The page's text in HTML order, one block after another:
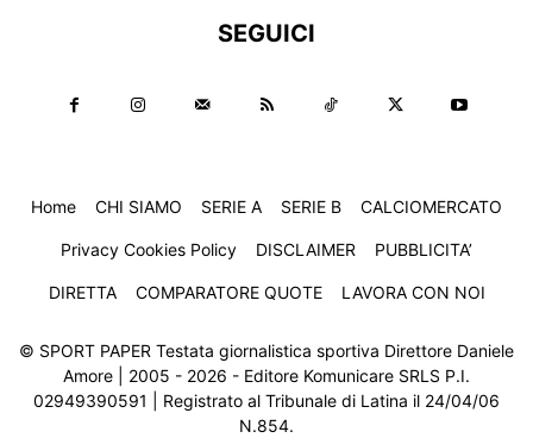
SEGUICI
Home CHI SIAMO SERIE A SERIE B CALCIOMERCATO
Privacy Cookies Policy DISCLAIMER PUBBLICITA’
DIRETTA COMPARATORE QUOTE LAVORA CON NOI
© SPORT PAPER Testata giornalistica sportiva Direttore Daniele
Amore | 2005 - 2026 - Editore Komunicare SRLS P.I.
02949390591 | Registrato al Tribunale di Latina il 24/04/06
N.854.